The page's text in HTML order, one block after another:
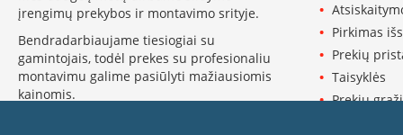
traukos
Kamino
traukos
ventiliatoriai
įrengimų prekybos ir montavimo srityje.
Bendradarbiaujame tiesiogiai su
gamintojais, todėl prekes su profesionaliu
montavimu galime pasiūlyti mažiausiomis
kainomis.
Pirkimas
Prekių
Taisyklės
Prekių